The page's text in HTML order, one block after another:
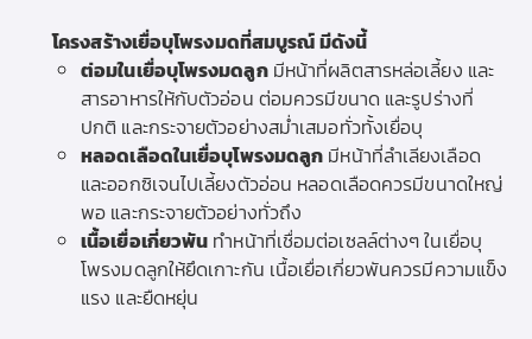
โครงสร้างเยื่อบุโพรงมดที่สมบูรณ์ มีดังนี้
ต่อมในเยื่อบุโพรงมดลูกมีหน้าที่ผลิตสารหล่อเลี้ยง และ
สารอาหารให้กับตัวอ่อน ต่อมควรมีขนาด และรูปร่างที่
ปกติ และกระจายตัวอย่างสม่ำเสมอทั่วทั้งเยื่อบุ
หลอดเลือดในเยื่อบุโพรงมดลูก มีหน้าที่ลำเลียงเลือด
และออกซิเจนไปเลี้ยงตัวอ่อน หลอดเลือดควรมีขนาดใหญ่
พอ และกระจายตัวอย่างทั่วถึง
เนื้อเยื่อเกี่ยวพัน ทำหน้าที่เชื่อมต่อเซลล์ต่างๆ ในเยื่อบุ
โพรงมดลูกให้ยึดเกาะกัน เนื้อเยื่อเกี่ยวพันควรมีความแข็ง
แรง และยืดหยุ่น